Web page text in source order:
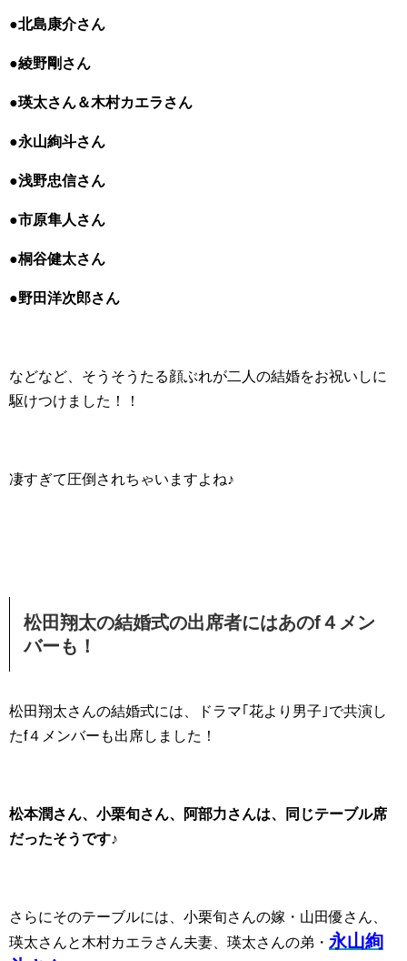
●北島康介さん
●綾野剛さん
●瑛太さん＆木村カエラさん
●永山絢斗さん
●浅野忠信さん
●市原隼人さん
●桐谷健太さん
●野田洋次郎さん
などなど、そうそうたる顔ぶれが二人の結婚をお祝いしに
駆けつけました！！
凄すぎて圧倒されちゃいますよね♪
松田翔太の結婚式の出席者にはあのf４メン
バーも！
松田翔太さんの結婚式には、ドラマ｢花より男子｣で共演し
たf４メンバーも出席しました！
松本潤さん、小栗旬さん、阿部力さんは、同じテーブル席
だったそうです♪
さらにそのテーブルには、小栗旬さんの嫁・山田優さん、
瑛太さんと木村カエラさん夫妻、瑛太さんの弟・ 永山絢